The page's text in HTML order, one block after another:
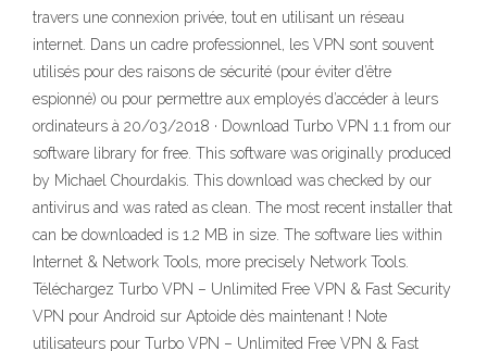
travers une connexion privée, tout en utilisant un réseau
internet. Dans un cadre professionnel, les VPN sont souvent
utilisés pour des raisons de sécurité (pour éviter d’être
espionné) ou pour permettre aux employés d’accéder à leurs
ordinateurs à 20/03/2018 · Download Turbo VPN 1.1 from our
software library for free. This software was originally produced
by Michael Chourdakis. This download was checked by our
antivirus and was rated as clean. The most recent installer that
can be downloaded is 1.2 MB in size. The software lies within
Internet & Network Tools, more precisely Network Tools.
Téléchargez Turbo VPN – Unlimited Free VPN & Fast Security
VPN pour Android sur Aptoide dès maintenant ! Note
utilisateurs pour Turbo VPN – Unlimited Free VPN & Fast